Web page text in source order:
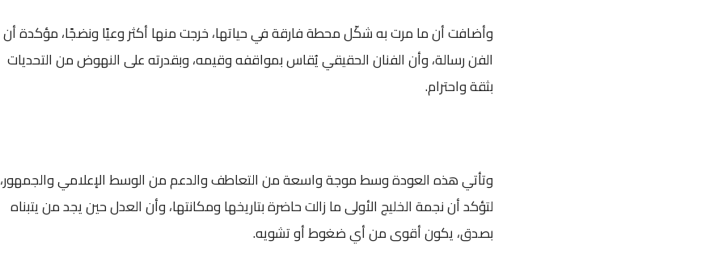
وأضافت أن ما مرت به شكّل محطة فارقة في حياتها، خرجت منها أكثر وعيًا ونضجًا، مؤكدة أن
الفن رسالة، وأن الفنان الحقيقي يُقاس بمواقفه وقيمه، وبقدرته على النهوض من التحديات
بثقة واحترام.
وتأتي هذه العودة وسط موجة واسعة من التعاطف والدعم من الوسط الإعلامي والجمهور،
لتؤكد أن نجمة الخليج الأولى ما زالت حاضرة بتاريخها ومكانتها، وأن العدل حين يجد من يتبناه
بصدق، يكون أقوى من أي ضغوط أو تشويه.